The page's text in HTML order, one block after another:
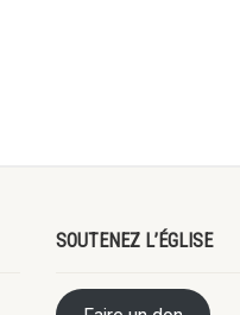
SOUTENEZ L’ÉGLISE